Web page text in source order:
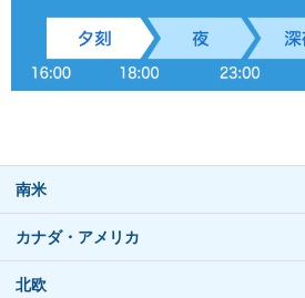
南米
カナダ・アメリカ
北欧